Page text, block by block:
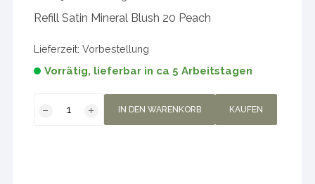
Refill Satin Mineral Blush 20 Peach
Lieferzeit:Vorbestellung
Vorrätig, lieferbar in ca 5 Arbeitstagen
IN DEN WARENKORB KAUFEN